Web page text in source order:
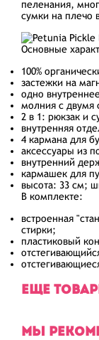
пеленания,
сумки на плечо
Основные
100%
застежки на
одно
молния с двумя
2 в 1: рюкзак и
внутренняя
4 кармана для
аксессуары из
внутренний
кармашек для
высота: 33 см;
В комплекте:
встроенная
стирки;
пластиковый
ЕЩЕ
МЫ